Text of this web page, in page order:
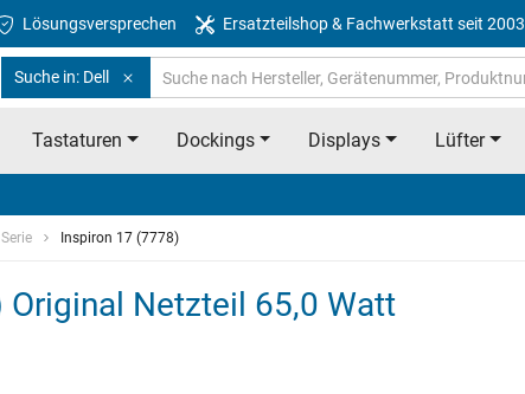
Lösungsversprechen Ersatzteilshop & Fachwerkstatt seit 2003
Suche in: Dell
Tastaturen Dockings Displays Lüfter
Inspiron 17 (7778)
Netzteil 65,0 Watt